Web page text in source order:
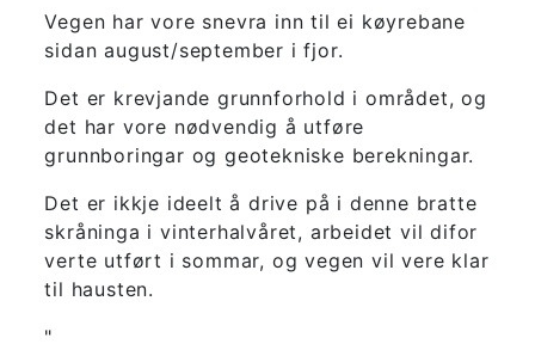
Vegen har vore snevra inn til ei køyrebane
sidan august/september i fjor.
Det er krevjande grunnforhold i området, og
det har vore nødvendig å utføre
grunnboringar og geotekniske berekningar.
Det er ikkje ideelt å drive på i denne bratte
skråninga i vinterhalvåret, arbeidet vil difor
verte utført i sommar, og vegen vil vere klar
til hausten.
"